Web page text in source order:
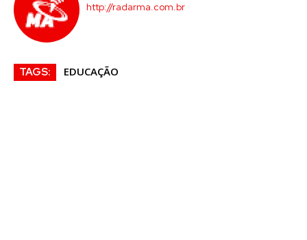
http://radarma.com.br
TAGS: EDUCAÇÃO